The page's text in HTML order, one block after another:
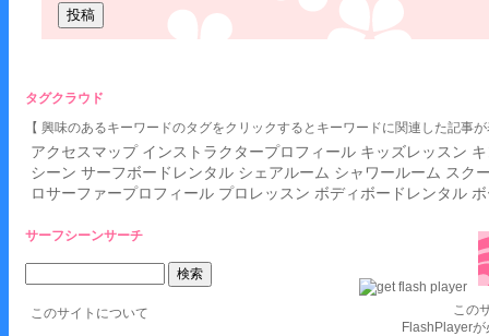
タグクラウド
【 興味のあるキーワードのタグをクリックするとキーワードに関連した記事
アクセスマップ インストラクタープロフィール キッズレッスン
シーン サーフボードレンタル シェアルーム シャワールーム スク
ロサーファープロフィール プロレッスン ボディボードレンタル
サーフシーンサーチ
このサイトについて
この
FlashPlayer